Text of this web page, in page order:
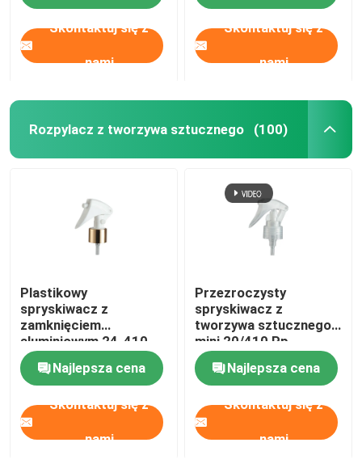
Plastikowy słoik na krem
Kosmetyczna Plastikowa Butelka
Butelka z rozpylaczem perfum
Skontaktuj się z
nami
Skontaktuj się z
nami
Rozpylacz z tworzywa sztucznego (100)
Plastikowy
spryskiwacz z
zamknięciem
aluminiowym 24-410
do pakowania
kosmetyków
Najlepsza cena
Skontaktuj się z
nami
Przezroczysty
spryskiwacz z
tworzywa sztucznego
mini 20/410 Pp
Surowiec
Najlepsza cena
Skontaktuj się z
nami